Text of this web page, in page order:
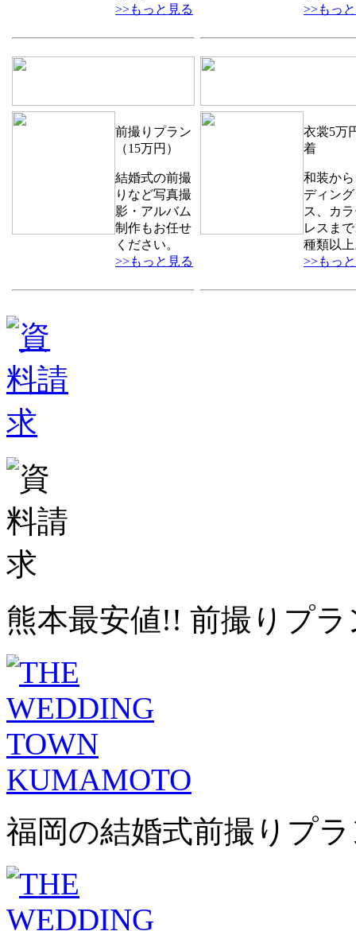
>>もっと見る
>>もっ
前撮りプラン
（15万円）
結婚式の前撮
りなど写真撮
影・アルバム
制作もお任せ
ください。
>>もっと見る
衣裳5万
着
和装か
ディン
ス、カ
レスまで
種類以
>>もっ
熊本最安値!! 前撮りプラ
福岡の結婚式前撮りプ